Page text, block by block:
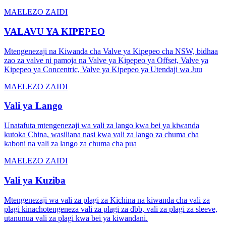
MAELEZO ZAIDI
VALAVU YA KIPEPEO
Mtengenezaji na Kiwanda cha Valve ya Kipepeo cha NSW, bidhaa
zao za valve ni pamoja na Valve ya Kipepeo ya Offset, Valve ya
Kipepeo ya Concentric, Valve ya Kipepeo ya Utendaji wa Juu
MAELEZO ZAIDI
Vali ya Lango
Unatafuta mtengenezaji wa vali za lango kwa bei ya kiwanda
kutoka China, wasiliana nasi kwa vali za lango za chuma cha
kaboni na vali za lango za chuma cha pua
MAELEZO ZAIDI
Vali ya Kuziba
Mtengenezaji wa vali za plagi za Kichina na kiwanda cha vali za
plagi kinachotengeneza vali za plagi za dbb, vali za plagi za sleeve,
utanunua vali za plagi kwa bei ya kiwandani.